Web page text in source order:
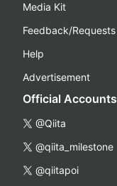
Media Kit
Feedback/Requests
Help
Advertisement
Official Accounts
@Qiita
@qiita_milestone
@qiitapoi